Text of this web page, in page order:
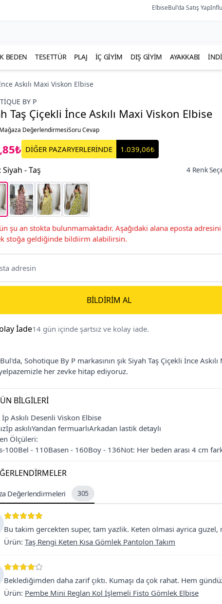
ElbiseBul'da Satış Yap
BEDEN TESETTÜR PLAJ İÇ GIYIM DIŞ GIYIM AYAKKABI
Askılı Maxi Viskon Elbise
BY P
Taş Çiçekli İnce Askılı Maxi Viskon Elbise
DeğerlendirmesiSoru Cevap
DİĞER PAZARYERLERİNDE 1.039,06₺
: Siyah - Taş 4 Renk
şu an stokta bulunmamaktadır. Aşağıdaki alana eposta adresini
stoğa geldiğinde bildiirm alabilirsin.
BILDIRIM AL
İade14 gün içinde şartsız ve kolay iade.
Sohotique By P markasının şık Siyah Taş Çiçekli İnce
her zevke hitap ediyoruz.
BILGILERI
Askılı Desenli Viskon Elbise
askılıYandan fermuarlıArkadan lastik detaylı
Ölçüleri:
100Bel - 110Basen - 160Boy - 136Not: Her beden arası 4 cm
Değerlendirmeleri 305
Bu takim gercekten super, tam yazlik. Keten olmasi ayrica
Ürün: Taş Rengi Keten Kısa Gömlek Pantolon Takım
Beklediğimden daha zarif çıktı. Kumaşı da çok rahat. Hem
Ürün: Pembe Mini Reglan Kol İşlemeli Fisto Gömlek Elbise